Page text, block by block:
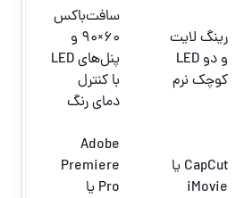
رینگ لایت
و دو LED
کوچک نرم
سافت‌باکس
60×90 و
پنل‌های LED
با کنترل
دمای رنگ
CapCut یا
iMovie
Adobe
Premiere
Pro یا